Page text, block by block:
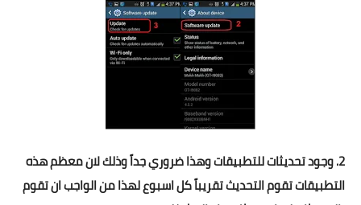
2. وجود تحديثات للتطبيقات وهذا ضروري جداً وذلك لان معظم هذه
التطبيقات تقوم التحديث تقريباً كل اسبوع لهذا من الواجب ان تقوم